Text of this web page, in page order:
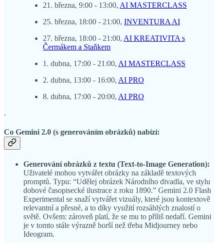
21. března, 9:00 - 13:00, AI MASTERCLASS
25. března, 18:00 - 21:00, INVENTURA AI
27. března, 18:00 - 21:00, AI KREATIVITA s
Čermákem a Staňkem
1. dubna, 17:00 - 21:00, AI MASTERCLASS
2. dubna, 13:00 - 16:00, AI PRO
8. dubna, 17:00 - 20:00, AI PRO
.
Co Gemini 2.0 (s generováním obrázků) nabízí:
Generování obrázků z textu (Text-to-Image Generation):
Uživatelé mohou vytvářet obrázky na základě textových
promptů. Typu: “Udělej obrázek Národního divadla, ve stylu
dobové časopisecké ilustrace z roku 1890.” Gemini 2.0 Flash
Experimental se snaží vytvářet vizuály, které jsou kontextově
relevantní a přesné, a to díky využití rozsáhlých znalostí o
světě. Ovšem: zároveň platí, že se mu to příliš nedaří. Gemini
je v tomto stále výrazně horší než třeba Midjourney nebo
Ideogram.